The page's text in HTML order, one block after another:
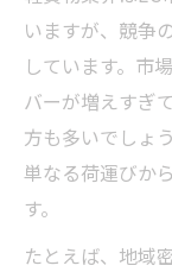
いますが、競争
しています。市
バーが増えすぎ
方も多いでしょ
単なる荷運びか
す。
たとえば、地域